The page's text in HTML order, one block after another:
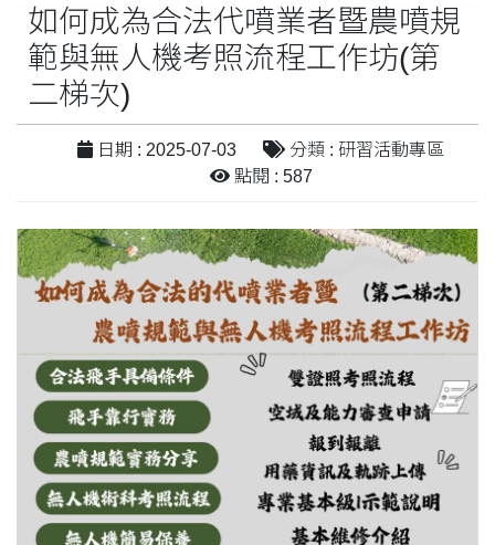
如何成為合法代噴業者暨農噴規
範與無人機考照流程工作坊(第
二梯次)
日期 : 2025-07-03
分類 : 研習活動專區
點閱 : 587